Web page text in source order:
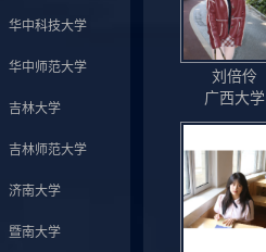
华中科技大学
华中师范大学
吉林大学
吉林师范大学
济南大学
暨南大学
刘倍伶
广西大学